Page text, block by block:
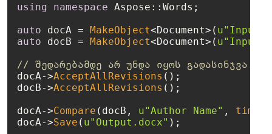
using namespace Aspose::Words;
auto docA = MakeObject<Document>(
auto docB = MakeObject<Document>(
// შედარებამდე არ უნდა იყოს გადასინჯვა.
docA->AcceptAllRevisions ();
docB->AcceptAllRevisions ();
docA->Compare (docB, u"Author Name" , time
docA->Save ( u"Output.docx"